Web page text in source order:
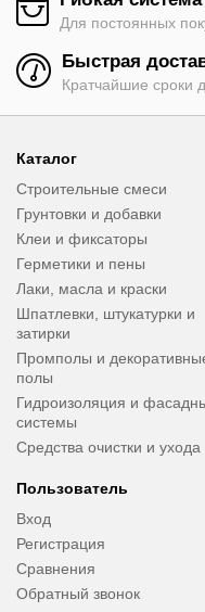
Для постоянных
Быстрая
Кратчайшие сроки
Каталог
Строительные смеси
Грунтовки и добавки
Клеи и фиксаторы
Герметики и пены
Лаки, масла и краски
Шпатлевки, штукатурки и
затирки
Промполы и
полы
Гидроизоляция и
системы
Средства очистки и ухода
Пользователь
Вход
Регистрация
Сравнения
Обратный звонок